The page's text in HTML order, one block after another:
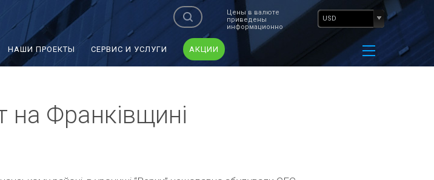
Цены в валюте
приведены
информационно
USD
НАШИ ПРОЕКТЫ СЕРВИС И УСЛУГИ АКЦИИ
на Франківщині